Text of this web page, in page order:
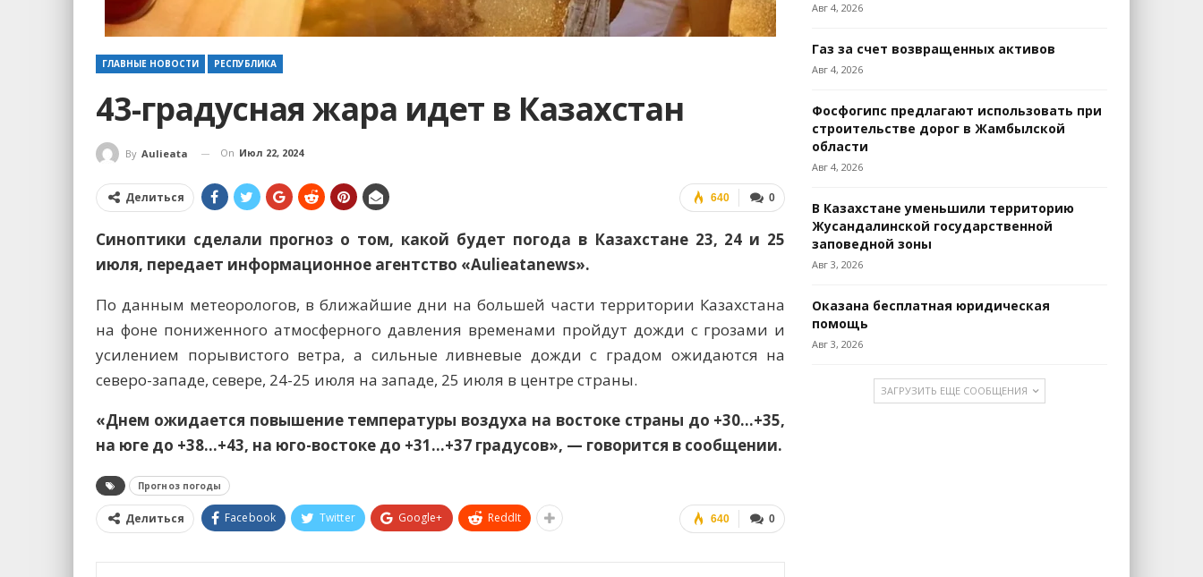
ГЛАВНЫЕ НОВОСТИ РЕСПУБЛИКА
43-градусная жара идет в Казахстан
By Aulieata On Июл 22, 2024
0
640
Делиться
Синоптики сделали прогноз о том, какой будет погода в Казахстане 23, 24 и 25
июля, передает информационное агентство «Aulieatanews».
По данным метеорологов, в ближайшие дни на большей части территории Казахстана
на фоне пониженного атмосферного давления временами пройдут дожди с грозами и
усилением порывистого ветра, а сильные ливневые дожди с градом ожидаются на
северо-западе, севере, 24-25 июля на западе, 25 июля в центре страны.
«Днем ожидается повышение температуры воздуха на востоке страны до +30…+35,
на юге до +38…+43, на юго-востоке до +31…+37 градусов», — говорится в сообщении.
Прогноз погоды
0
640
Делиться Facebook Twitter Google+ ReddIt
Авг 4, 2026
Газ за счет возвращенных активов
Авг 4, 2026
Фосфогипс предлагают использовать при
строительстве дорог в Жамбылской
области
Авг 4, 2026
В Казахстане уменьшили территорию
Жусандалинской государственной
заповедной зоны
Авг 3, 2026
Оказана бесплатная юридическая
помощь
Авг 3, 2026
ЗАГРУЗИТЬ ЕЩЕ СООБЩЕНИЯ